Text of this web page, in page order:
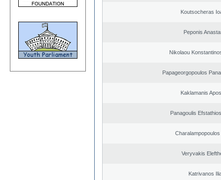
Koutsocheras
Peponis
Nikolaou
Papageorgopoulos
Kaklamanis
Panagoulis
Veryvakis
Katrivanos